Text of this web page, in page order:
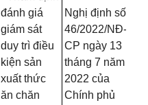
đánh giá
giám sát
duy trì điều
kiện sản
xuất thức
ăn chăn
Nghị định số
46/2022/NĐ-
CP ngày 13
tháng 7 năm
2022 của
Chính phủ